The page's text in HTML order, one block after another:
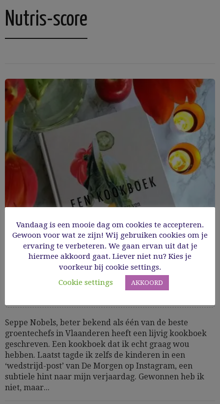
Nutris-score
Een kookboek – 450 klassiekers – Seppe
Seppe Nobels, beter bekend als één van de beste
groentechefs in Vlaanderen heeft een lijvig kookboek
geschreven. Een kookboek dat ik echt graag wou
hebben. Laatst tagde ik zelfs de kinderen in een
‘wedstrijd-post’ van De Morgen op Instagram, een
subtiele hint naar mijn verjaardag. Gewonnen heb ik
niet, maar...
Vandaag is een mooie dag om cookies te accepteren.
Gewoon voor wat ze zijn! Wij gebruiken cookies om je
ervaring te verbeteren. We gaan ervan uit dat je
hiermee akkoord gaat. Liever niet nu? Kies je
voorkeur bij cookie settings.
Cookie settings
AKKOORD